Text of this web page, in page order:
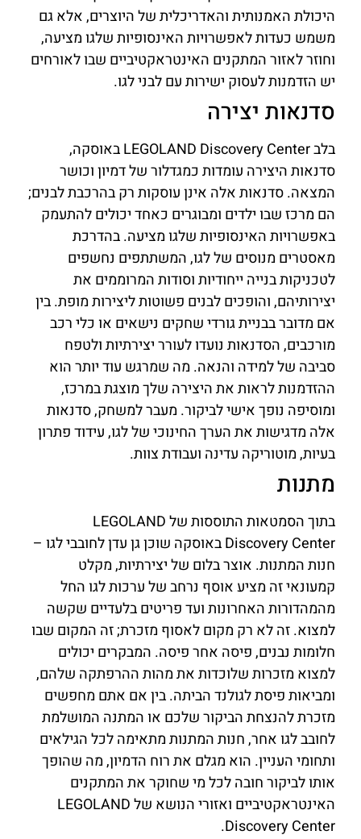
היכולת האמנותית והאדריכלית של היוצרים, אלא גם
משמש כעדות לאפשרויות האינסופיות שלגו מציעה,
וחוזר לאזור המתקנים האינטראקטיביים שבו לאורחים
יש הזדמנות לעסוק ישירות עם לבני לגו.
סדנאות יצירה
בלב LEGOLAND Discovery Center באוסקה,
סדנאות היצירה עומדות כמגדלור של דמיון וכושר
המצאה. סדנאות אלה אינן עוסקות רק בהרכבת לבנים;
הם מרכז שבו ילדים ומבוגרים כאחד יכולים להתעמק
באפשרויות האינסופיות שלגו מציעה. בהדרכת
מאסטרים מנוסים של לגו, המשתתפים נחשפים
לטכניקות בנייה ייחודיות וסודות המרוממים את
יצירותיהם, והופכים לבנים פשוטות ליצירות מופת. בין
אם מדובר בבניית גורדי שחקים נישאים או כלי רכב
מורכבים, הסדנאות נועדו לעורר יצירתיות ולטפח
סביבה של למידה והנאה. מה שמרגש עוד יותר הוא
ההזדמנות לראות את היצירה שלך מוצגת במרכז,
ומוסיפה נופך אישי לביקור. מעבר למשחק, סדנאות
אלה מדגישות את הערך החינוכי של לגו, עידוד פתרון
בעיות, מוטוריקה עדינה ועבודת צוות.
מתנות
בתוך הסמטאות התוססות של LEGOLAND
Discovery Center באוסקה שוכן גן עדן לחובבי לגו –
חנות המתנות. אוצר בלום של יצירתיות, מקלט
קמעונאי זה מציע אוסף נרחב של ערכות לגו החל
מהמהדורות האחרונות ועד פריטים בלעדיים שקשה
למצוא. זה לא רק מקום לאסוף מזכרת; זה המקום שבו
חלומות נבנים, פיסה אחר פיסה. המבקרים יכולים
למצוא מזכרות שלוכדות את מהות ההרפתקה שלהם,
ומביאות פיסת לגולנד הביתה. בין אם אתם מחפשים
מזכרת להנצחת הביקור שלכם או המתנה המושלמת
לחובב לגו אחר, חנות המתנות מתאימה לכל הגילאים
ותחומי העניין. הוא מגלם את רוח הדמיון, מה שהופך
אותו לביקור חובה לכל מי שחוקר את המתקנים
האינטראקטיביים ואזורי הנושא של LEGOLAND
Discovery Center.